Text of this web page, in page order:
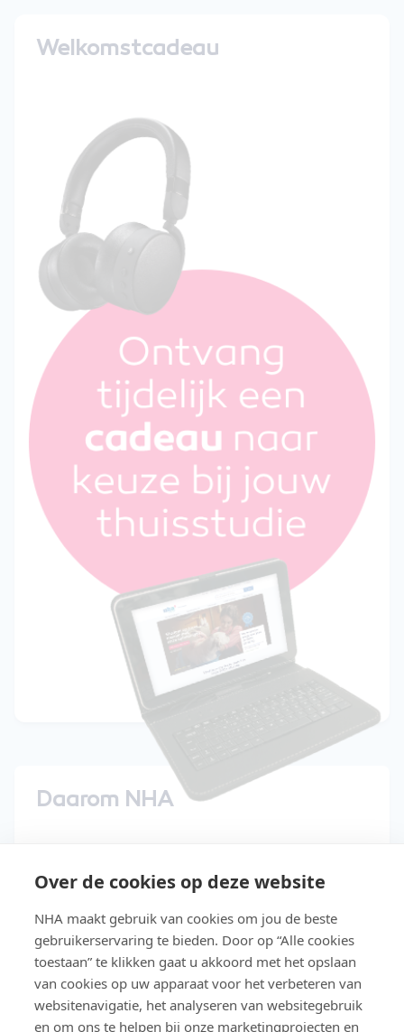
Over de cookies op deze website
NHA maakt gebruik van cookies om jou de beste
gebruikerservaring te bieden. Door op “Alle cookies
toestaan” te klikken gaat u akkoord met het opslaan
van cookies op uw apparaat voor het verbeteren van
websitenavigatie, het analyseren van websitegebruik
en om ons te helpen bij onze marketingprojecten en
Welkomstcadeau
Daarom NHA
Start direct met de cursus
Studeer in je eigen tempo
Niet geslaagd? Lesgeld terug
Slaag makkelijker met Easy Learning®